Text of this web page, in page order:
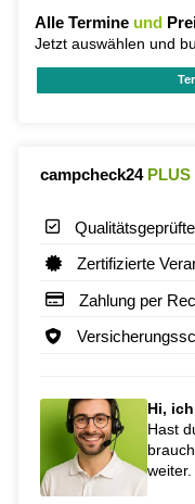
Alle Termine und
Jetzt auswählen und
campcheck24 PLUS
Zertifizierte
Zahlung per
Hi,
Hast
weiter.